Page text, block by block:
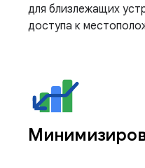
для близлежащих
доступа к